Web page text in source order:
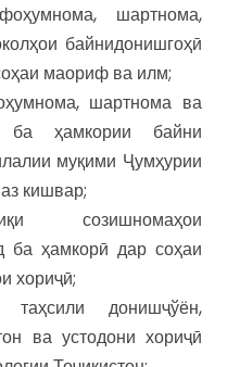
шартнома,
байнидонишгоҳӣ
маориф ва илм;
шартнома ва
ба ҳамкории байни
муқими Ҷумҳурии
кишвар;
созишномаҳои
ба ҳамкорӣ дар соҳаи
хориҷӣ;
таҳсили донишҷўён,
ва устодони хориҷӣ